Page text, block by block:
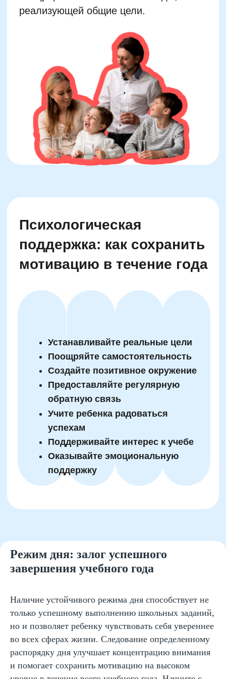
Учите ребенка радоваться
Поддерживайте интерес к учебе
Оказывайте эмоциональную
поддержку
Создайте позитивное окружение
Предоставляйте регулярную
Режим дня: залог успешного
завершения учебного года
Наличие устойчивого режима дня способствует не
только успешному выполнению школьных заданий,
но и позволяет ребенку чувствовать себя увереннее
во всех сферах жизни. Следование определенному
распорядку дня улучшает концентрацию внимания
и помогает сохранить мотивацию на высоком
Используйте тайм-менеджмент с
приоритетами
пространство
Разделяйте учебные задачи на
сложным предметам в начале
Пользуйтесь календарем для
Предусматривайте регулярные
перерывы
Стратегии успешного
планирования
учебного времени